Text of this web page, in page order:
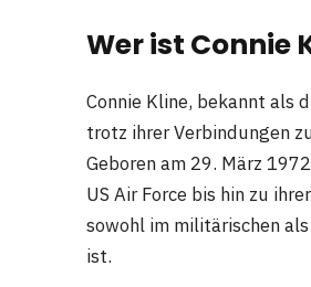
Wer ist Connie
Connie Kline, bekannt als
trotz ihrer Verbindungen
Geboren am 29. März
US Air Force bis hin zu
sowohl im militärischen
ist​​​​​​.